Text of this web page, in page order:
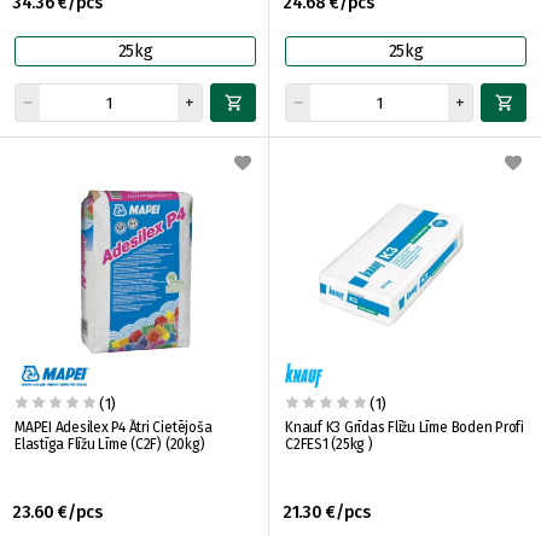
25kg 25kg
(1)
MAPEI Adesilex P4 Ātri Cietējoša
Elastīga Flīžu Līme (C2F) (20kg)
23.60 €/pcs
(1)
Knauf K3 Grīdas Flīžu Līme Boden Profi
C2FES1 (25kg )
21.30 €/pcs